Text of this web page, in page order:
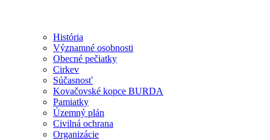
História
Významné osobnosti
Obecné pečiatky
Cirkev
Súčasnosť
Kovačovské kopce BURDA
Pamiatky
Územný plán
Civilná ochrana
Organizácie